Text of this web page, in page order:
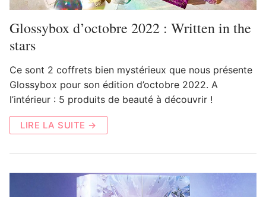
Glossybox d’octobre 2022 : Written in the
stars
Ce sont 2 coffrets bien mystérieux que nous présente
Glossybox pour son édition d’octobre 2022. A
l’intérieur : 5 produits de beauté à découvrir !
LIRE LA SUITE →